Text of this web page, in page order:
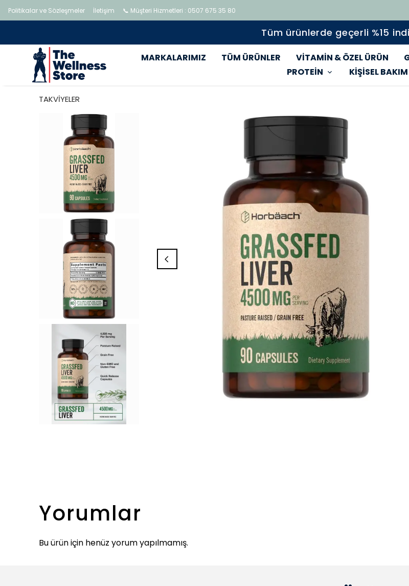
Politikalar ve Sözleşmeler İletişim 📞 Müşteri Hizmetleri : 0507 675 35 80
Tüm ürünlerde geçerli %15
MARKALARIMIZ TÜM ÜRÜNLER VİTAMİN & ÖZEL ÜRÜN
PROTEİN
KİŞİSEL BAKIM
TAKVİYELER
Yorumlar
Bu ürün için henüz yorum yapılmamış.